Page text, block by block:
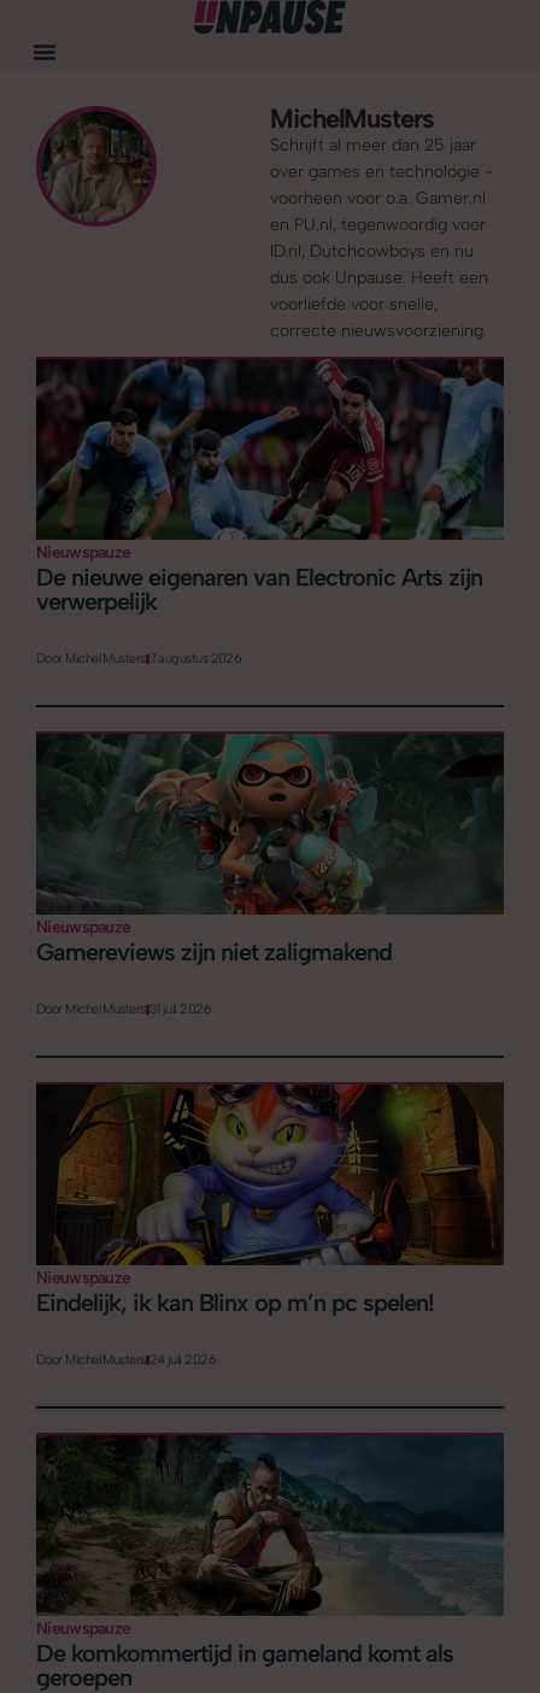
MichelMusters
Schrijft al meer dan 25 jaar
over games en technologie -
voorheen voor o.a. Gamer.nl
en PU.nl, tegenwoordig voor
ID.nl, Dutchcowboys en nu
dus ook Unpause. Heeft een
voorliefde voor snelle,
correcte nieuwsvoorziening.
Nieuwspauze
De nieuwe eigenaren van Electronic Arts zijn
verwerpelijk
Door Michel Musters 7 augustus 2026
Nieuwspauze
Gamereviews zijn niet zaligmakend
Door Michel Musters 31 juli 2026
Nieuwspauze
Eindelijk, ik kan Blinx op m’n pc spelen!
Door Michel Musters 24 juli 2026
Nieuwspauze
De komkommertijd in gameland komt als
geroepen